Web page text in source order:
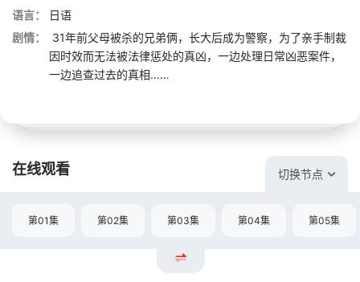
语言：
日语
剧情：
31年前父母被杀的兄弟俩，长大后成为警察，为了亲手制裁
因时效而无法被法律惩处的真凶，一边处理日常凶恶案件，
一边追查过去的真相……
在线观看 切换节点
第01集 第02集 第03集 第04集 第05集